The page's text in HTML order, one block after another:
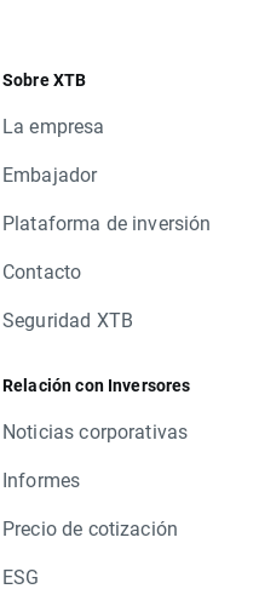
Sobre XTB
La empresa
Embajador
Plataforma de inversión
Contacto
Seguridad XTB
Relación con Inversores
Noticias corporativas
Informes
Precio de cotización
ESG